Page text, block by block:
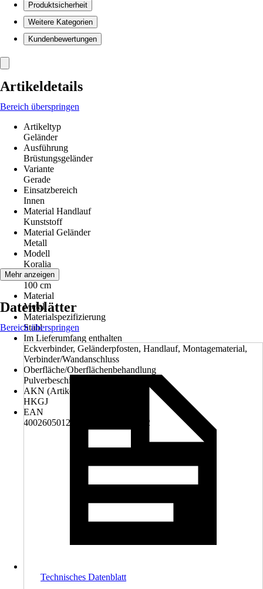
Produktsicherheit
Weitere Kategorien
Kundenbewertungen
Artikeldetails
Bereich überspringen
Artikeltyp
Geländer
Ausführung
Brüstungsgeländer
Variante
Gerade
Einsatzbereich
Innen
Material Handlauf
Kunststoff
Material Geländer
Metall
Modell
Koralia
Breite
100 cm
Material
Metall
Materialspezifizierung
Stahl
Im Lieferumfang enthalten
Eckverbinder, Geländerpfosten, Handlauf, Montagematerial,
Verbinder/Wandanschluss
Oberfläche/Oberflächenbehandlung
Pulverbeschichtet
AKN (Artikelkurznummer)
HKGJ
EAN
4002605012620, 4306517163822
Mehr anzeigen
Datenblätter
Bereich überspringen
Technisches Datenblatt